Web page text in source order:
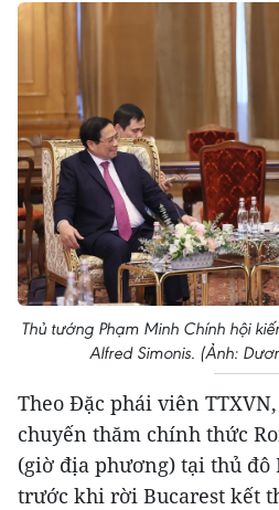
Thủ tướng Phạm Minh Chính hội
Alfred Simonis. (Ảnh:
Theo Đặc phái viên
chuyến thăm chính thức
(giờ địa phương) tại thủ đô
trước khi rời Bucarest kết